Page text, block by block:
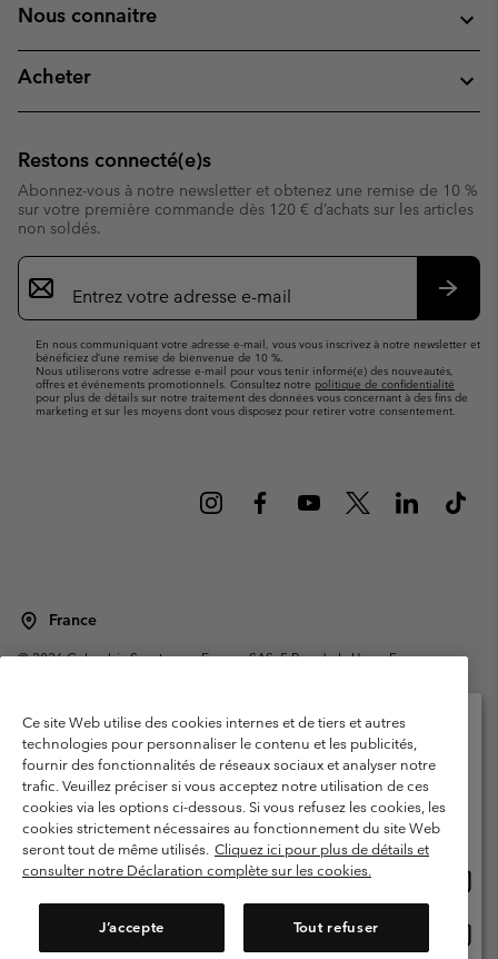
Nous connaitre
Acheter
Restons connecté(e)s
Abonnez-vous à notre newsletter et obtenez une remise de 10 %
sur votre première commande dès 120 € d’achats sur les articles
non soldés.
Inscription
par
e-
En nous communiquant votre adresse e-mail, vous vous inscrivez à notre newsletter et
bénéficiez d’une remise de bienvenue de 10 %.
Nous utiliserons votre adresse e-mail pour vous tenir informé(e) des nouveautés,
offres et événements promotionnels. Consultez notre politique de confidentialité
pour plus de détails sur notre traitement des données vous concernant à des fins de
marketing et sur les moyens dont vous disposez pour retirer votre consentement.
France
©2026Columbia Sportswear Europe SAS. 5 Rue de la Haye, Espace
Garanties Légales
Politique de confidentialité
Conditions d'utilisation - Membres
Conditions D'utilisation - Contenu généré par l'utilisateur
Impressum
Cookies
Public CBCR
Ce site Web utilise des cookies internes et de tiers et autres
technologies pour personnaliser le contenu et les publicités,
fournir des fonctionnalités de réseaux sociaux et analyser notre
trafic. Veuillez préciser si vous acceptez notre utilisation de ces
cookies via les options ci-dessous. Si vous refusez les cookies, les
cookies strictement nécessaires au fonctionnement du site Web
seront tout de même utilisés. Cliquez ici pour plus de détails et
consulter notre Déclaration complète sur les cookies.
J’accepte Tout refuser
Veuillez sélectionner votre pays d’expédition et
votre langue
Achats en ligne disponibles
United States
ligne
France